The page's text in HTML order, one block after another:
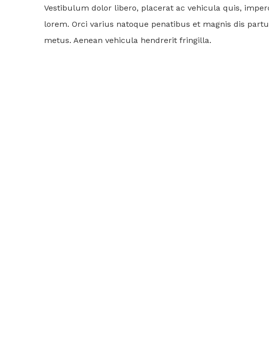
Vestibulum dolor libero, placerat ac vehicula quis,
lorem. Orci varius natoque penatibus et magnis dis
metus. Aenean vehicula hendrerit fringilla.